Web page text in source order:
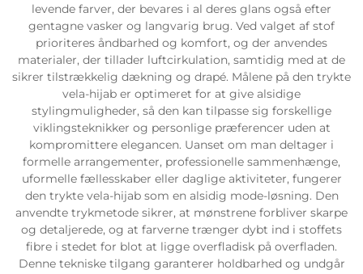
levende farver, der bevares i al deres glans også efter
gentagne vasker og langvarig brug. Ved valget af stof
prioriteres åndbarhed og komfort, og der anvendes
materialer, der tillader luftcirkulation, samtidig med at de
sikrer tilstrækkelig dækning og drapé. Målene på den trykte
vela-hijab er optimeret for at give alsidige
stylingmuligheder, så den kan tilpasse sig forskellige
viklingsteknikker og personlige præferencer uden at
kompromittere elegancen. Uanset om man deltager i
formelle arrangementer, professionelle sammenhænge,
uformelle fællesskaber eller daglige aktiviteter, fungerer
den trykte vela-hijab som en alsidig mode-løsning. Den
anvendte trykmetode sikrer, at mønstrene forbliver skarpe
og detaljerede, og at farverne trænger dybt ind i stoffets
fibre i stedet for blot at ligge overfladisk på overfladen.
Denne tekniske tilgang garanterer holdbarhed og undgår